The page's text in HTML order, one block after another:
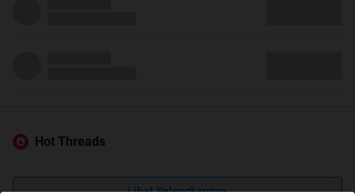
Hot Threads
Lihat Selengkapnya